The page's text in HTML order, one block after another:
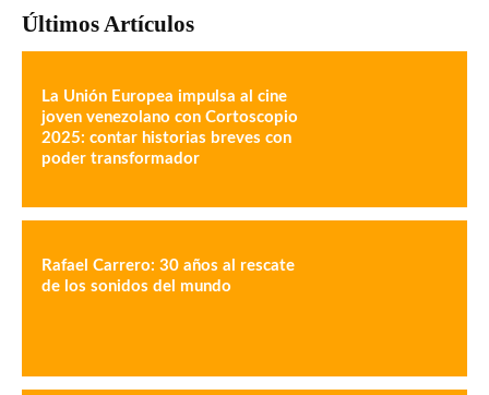
Últimos Artículos
La Unión Europea impulsa al cine
joven venezolano con Cortoscopio
2025: contar historias breves con
poder transformador
Rafael Carrero: 30 años al rescate
de los sonidos del mundo